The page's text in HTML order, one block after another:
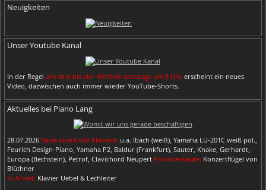
Neuigkeiten
Unser Youtube Kanal
In der Regel alle drei bis vier Wochen samstags um 8 Uhr erscheint ein neues
Video, dazwischen auch immer wieder YouTube-Shorts.
Aktuelles bei Piano Lang
28.07.2026 Neue überholte Klaviere: u.a. Ibach (weiß), Yamaha LU-201C weiß pol.,
Feurich Design-Piano, Yamaha P2, Baldur (Frankfurt), Sauter, Knake, Gerhardt,
Europa (Bechstein), Petrof, Clavichord Neupert Privatverkäufe: Konzertflügel von
Blüthner
In Arbeit: Klavier Uebel & Lechleiter